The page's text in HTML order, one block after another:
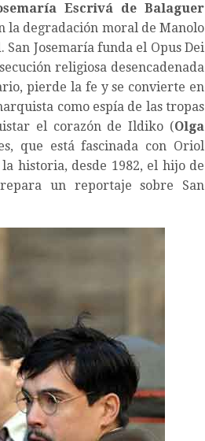
Escrivá de Balaguer
la degradación moral de Manolo
Josemaría funda el Opus Dei
religiosa desencadenada
pierde la fe y se convierte en
como espía de las tropas
el corazón de Ildiko (Olga
que está fascinada con Oriol
historia, desde 1982, el hijo de
un reportaje sobre San